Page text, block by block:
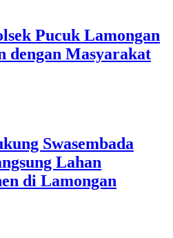
Pucuk Lamongan
dengan Masyarakat
Swasembada
Lahan
di Lamongan